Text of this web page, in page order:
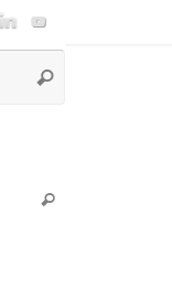
Rechercher
Rechercher